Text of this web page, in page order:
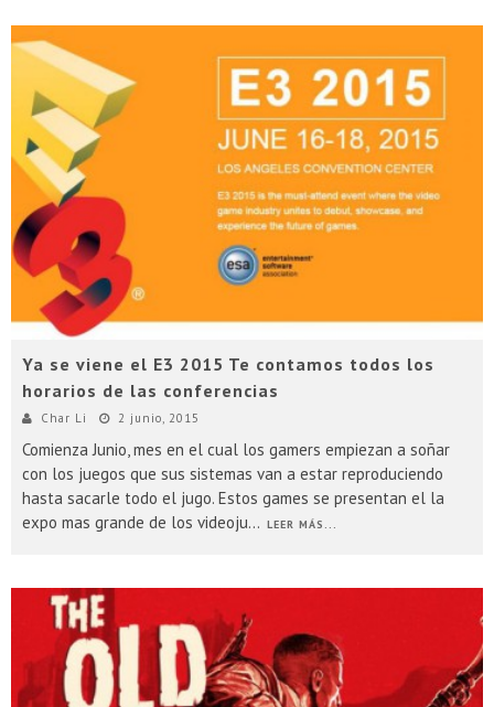
Ya se viene el E3 2015 Te contamos todos los
horarios de las conferencias
Char Li 2 junio, 2015
Comienza Junio, mes en el cual los gamers empiezan a soñar
con los juegos que sus sistemas van a estar reproduciendo
hasta sacarle todo el jugo. Estos games se presentan el la
expo mas grande de los videoju... LEER MÁS...